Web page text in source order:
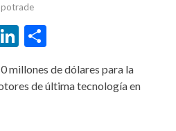
LinkedIn
millones de dólares para la
de última tecnología en